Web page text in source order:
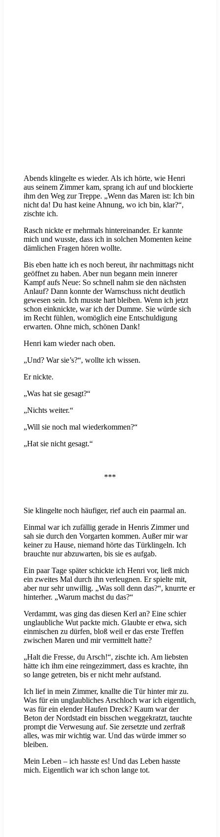
Abends klingelte es wieder. Als ich hörte, wie Henri
aus seinem Zimmer kam, sprang ich auf und blockierte
ihm den Weg zur Treppe. „Wenn das Maren ist: Ich bin
nicht da! Du hast keine Ahnung, wo ich bin, klar?“,
zischte ich.
Rasch nickte er mehrmals hintereinander. Er kannte
mich und wusste, dass ich in solchen Momenten keine
dämlichen Fragen hören wollte.
Bis eben hatte ich es noch bereut, ihr nachmittags nicht
geöffnet zu haben. Aber nun begann mein innerer
Kampf aufs Neue: So schnell nahm sie den nächsten
Anlauf? Dann konnte der Warnschuss nicht deutlich
gewesen sein. Ich musste hart bleiben. Wenn ich jetzt
schon einknickte, war ich der Dumme. Sie würde sich
im Recht fühlen, womöglich eine Entschuldigung
erwarten. Ohne mich, schönen Dank!
Henri kam wieder nach oben.
„Und? War sie’s?“, wollte ich wissen.
Er nickte.
„Was hat sie gesagt?“
„Nichts weiter.“
„Will sie noch mal wiederkommen?“
„Hat sie nicht gesagt.“
***
Sie klingelte noch häufiger, rief auch ein paarmal an.
Einmal war ich zufällig gerade in Henris Zimmer und
sah sie durch den Vorgarten kommen. Außer mir war
keiner zu Hause, niemand hörte das Türklingeln. Ich
brauchte nur abzuwarten, bis sie es aufgab.
Ein paar Tage später schickte ich Henri vor, ließ mich
ein zweites Mal durch ihn verleugnen. Er spielte mit,
aber nur sehr unwillig. „Was soll denn das?“, knurrte er
hinterher. „Warum machst du das?“
Verdammt, was ging das diesen Kerl an? Eine schier
unglaubliche Wut packte mich. Glaubte er etwa, sich
einmischen zu dürfen, bloß weil er das erste Treffen
zwischen Maren und mir vermittelt hatte?
„Halt die Fresse, du Arsch!“, zischte ich. Am liebsten
hätte ich ihm eine reingezimmert, dass es krachte, ihn
so lange getreten, bis er nicht mehr aufstand.
Ich lief in mein Zimmer, knallte die Tür hinter mir zu.
Was für ein unglaubliches Arschloch war ich eigentlich,
was für ein elender Haufen Dreck? Kaum war der
Beton der Nordstadt ein bisschen weggekratzt, tauchte
prompt die Verwesung auf. Sie zersetzte und zerfraß
alles, was mir wichtig war. Und das würde immer so
bleiben.
Mein Leben – ich hasste es! Und das Leben hasste
mich. Eigentlich war ich schon lange tot.